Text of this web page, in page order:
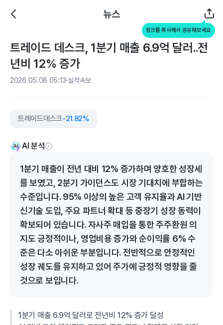
뉴스
링크를 복사해서 공유해보세요
트레이드 데스크, 1분기 매출 6.9억 달러..전
년비 12% 증가
2026.05.08 05:13 실적속보
트레이드데스크-21.82%
AI 분석
1분기 매출이 전년 대비 12% 증가하며 양호한 성장세
를 보였고, 2분기 가이던스도 시장 기대치에 부합하는
수준입니다. 95% 이상의 높은 고객 유지율과 AI 기반
신기술 도입, 주요 파트너 확대 등 중장기 성장 동력이
확보되어 있습니다. 자사주 매입을 통한 주주환원 의
지도 긍정적이나, 영업비용 증가와 순이익률 6% 수
준은 다소 아쉬운 부분입니다. 전반적으로 안정적인
성장 궤도를 유지하고 있어 주가에 긍정적 영향을 줄
것으로 보입니다.
1분기 매출 6.9억 달러로 전년비 12% 증가 달성